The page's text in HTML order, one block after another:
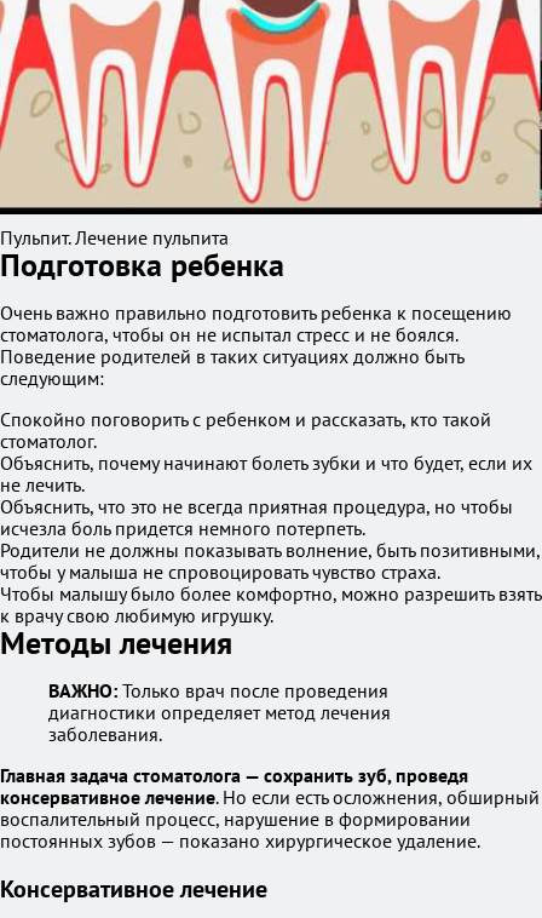
Пульпит. Лечение пульпита
Подготовка ребенка
Очень важно правильно подготовить ребенка к посещению
стоматолога, чтобы он не испытал стресс и не боялся.
Поведение родителей в таких ситуациях должно быть
следующим:
Спокойно поговорить с ребенком и рассказать, кто такой
стоматолог.
Объяснить, почему начинают болеть зубки и что будет, если их
не лечить.
Объяснить, что это не всегда приятная процедура, но чтобы
исчезла боль придется немного потерпеть.
Родители не должны показывать волнение, быть позитивными,
чтобы у малыша не спровоцировать чувство страха.
Чтобы малышу было более комфортно, можно разрешить взять
к врачу свою любимую игрушку.
Методы лечения
ВАЖНО: Только врач после проведения
диагностики определяет метод лечения
заболевания.
Главная задача стоматолога — сохранить зуб, проведя
консервативное лечение. Но если есть осложнения, обширный
воспалительный процесс, нарушение в формировании
постоянных зубов — показано хирургическое удаление.
Консервативное лечение